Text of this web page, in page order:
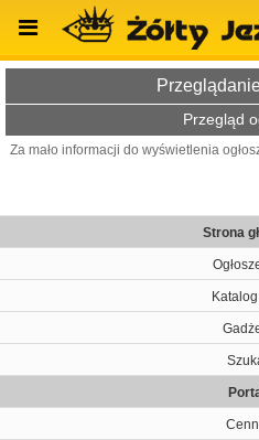
Przegląd
Za mało informacji do wyświetlenia
Strona